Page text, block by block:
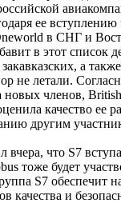
ее вступлению
в СНГ и
в этот список
закавказских, а
не летали.
новых членов,
качество ее
другим
что S7
тоже будет
S7 обеспечит
качества и